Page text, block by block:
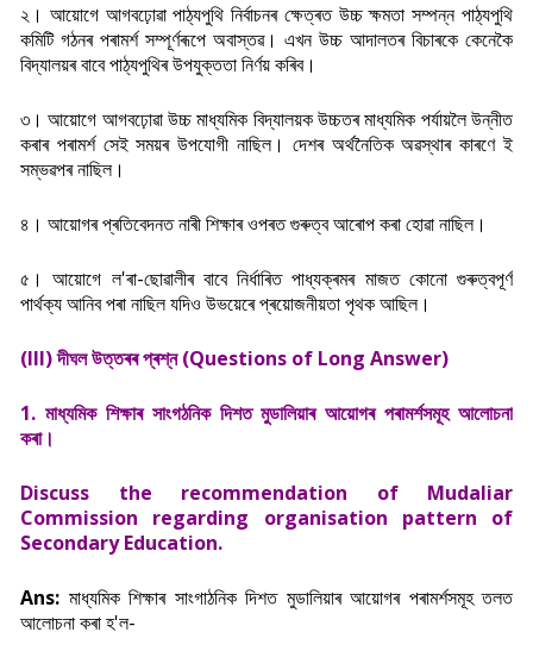
২। আয়োগে আগবঢ়োৱা পাঠ্যপুথি নিৰ্বাচনৰ ক্ষেত্ৰত উচ্চ ক্ষমতা সম্পন্ন পাঠ্যপুথি
কমিটি গঠনৰ পৰামৰ্শ সম্পূৰ্ণৰূপে অবাস্তৱ। এখন উচ্চ আদালতৰ বিচাৰকে কেনেকৈ
বিদ্যালয়ৰ বাবে পাঠ্যপুথিৰ উপযুক্ততা নির্ণয় কৰিব।
৩। আয়োগে আগবঢ়োৱা উচ্চ মাধ্যমিক বিদ্যালয়ক উচ্চতৰ মাধ্যমিক পৰ্যায়লৈ উন্নীত
কৰাৰ পৰামৰ্শ সেই সময়ৰ উপযোগী নাছিল। দেশৰ অৰ্থনৈতিক অৱস্থাৰ কাৰণে ই
সম্ভৱপৰ নাছিল।
৪। আয়োগৰ প্ৰতিবেদনত নাৰী শিক্ষাৰ ওপৰত গুৰুত্ব আৰোপ কৰা হোৱা নাছিল।
৫। আয়োগে ল'ৰা-ছোৱালীৰ বাবে নিৰ্ধাৰিত পাধ্যক্ৰমৰ মাজত কোনো গুৰুত্বপূৰ্ণ
পাৰ্থক্য আনিব পৰা নাছিল যদিও উভয়েৰে প্ৰয়োজনীয়তা পৃথক আছিল।
(III) দীঘল উত্তৰৰ প্ৰশ্ন (Questions of Long Answer)
1. মাধ্যমিক শিক্ষাৰ সাংগঠনিক দিশত মুডালিয়াৰ আয়োগৰ পৰামৰ্শসমূহ আলোচনা
কৰা।
Discuss the recommendation of Mudaliar
Commission regarding organisation pattern of
Secondary Education.
Ans: মাধ্যমিক শিক্ষাৰ সাংগাঠনিক দিশত মুডালিয়াৰ আয়োগৰ পৰামৰ্শসমূহ তলত
আলোচনা কৰা হ'ল-